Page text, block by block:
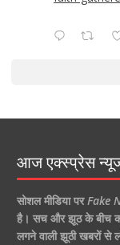
आज एक्स्प्रेस
सोशल मीडिया परFake
है। सच और झूठ के बीच
लगने वाली झूठी खबरों से